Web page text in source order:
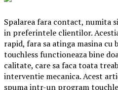
Spalarea fara contact, numita
in preferintele clientilor.
rapid, fara sa atinga masina cu
touchless functioneaza bine
calitate, care sa faca toata
interventie mecanica. Acest
spuma intr-un program